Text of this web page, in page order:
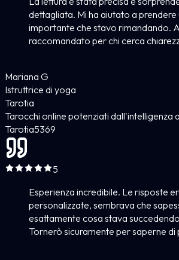
dettagliata. Mi ha aiutato a prendere
importante che stavo rimandando.
raccomandato per chi cerca
Mariana G
Istruttrice di yoga
Tarotia
Tarocchi online potenziati dall'intelligenza
Tarotia5369
5
Esperienza incredibile. Le risposte
personalizzate, sembrava che
esattamente cosa stava
Tornerò sicuramente per saperne di